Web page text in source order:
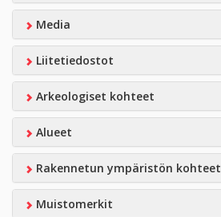
Media
Liitetiedostot
Arkeologiset kohteet
Alueet
Rakennetun ympäristön kohteet
Muistomerkit